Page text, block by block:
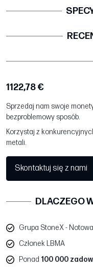
1122,78 €
Sprzedaj nam swoje
bezproblemowy sposób.
Korzystaj z
metali.
Skontaktuj się z nami
DLACZEGO
Grupa StoneX -
Członek LBMA
Ponad 100 000